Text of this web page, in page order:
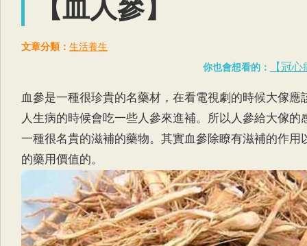
【血人參】
文章分類： 生活養生
你也會想看的：
【冠
血參是一種很珍貴的名藥材，在看電視劇的時候大傢應
人生病的時候會吃一些人參來進補。所以人參給大傢的
一種很名貴的滋補的藥物。其實血參除瞭有滋補的作用
的藥用價值的。